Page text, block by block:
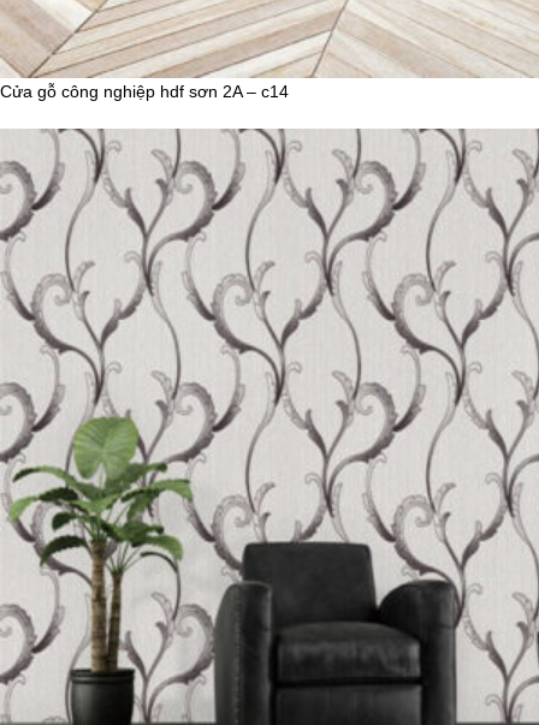
Cửa gỗ công nghiệp hdf sơn 2A – c14